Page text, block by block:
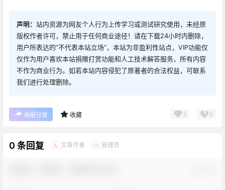
声明： 站内资源为网友个人行为上传学习或测试研究使用，未经原
版权作者许可，禁止用于任何商业途径！请在下载24小时内删除，
用户所表达的“不代表本站立场”，本站为非盈利性站点，VIP功能仅
仅作为用户喜欢本站捐赠打赏功能和人工技术解答服务，所有内容
不作为商业行为。如若本站内容侵犯了原著者的合法权益，可联系
我们进行处理删除。
海报分享 收藏 3 0
0 条回复 A 文章作者 M 管理员